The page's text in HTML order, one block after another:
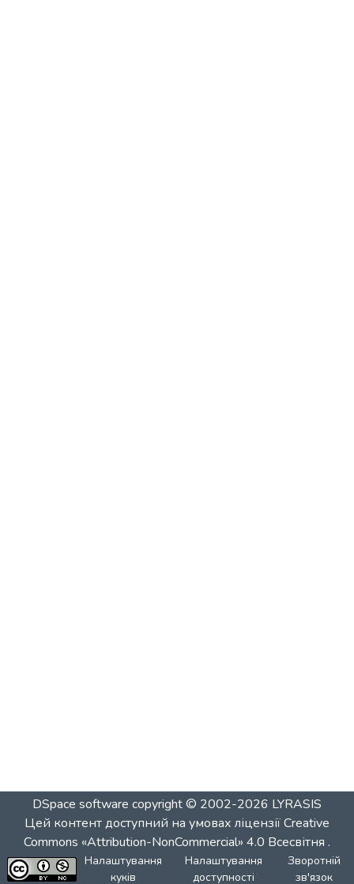
DSpace software copyright © 2002-2026 LYRASIS
Цей контент доступний на умовах ліцензіїCreative
Commons «Attribution-NonCommercial» 4.0 Всесвітня .
Налаштування
куків
Налаштування
доступності
Зворотній
зв'язок